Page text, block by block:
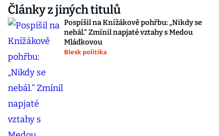
Články z jiných titulů
Pospíšil na Knížákově pohřbu: „Nikdy se
nebál.“ Zmínil napjaté vztahy s Medou
Mládkovou
Blesk politika